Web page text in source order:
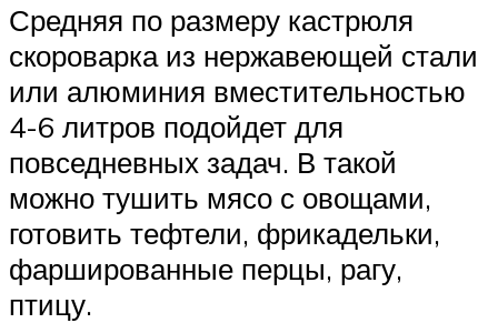
Средняя по размеру кастрюля
скороварка из нержавеющей стали
или алюминия вместительностью
4-6 литров подойдет для
повседневных задач. В такой
можно тушить мясо с овощами,
готовить тефтели, фрикадельки,
фаршированные перцы, рагу,
птицу.